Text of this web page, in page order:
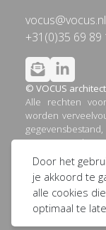
Door het
je akkoord te
alle cookies
optimaal te
vocus@vocus.nl
+31(0)35 69 89
© VOCUS
Alle rechten
worden
enige wijze,
kopieën, of op
voorafgaande
architecten bna bv.